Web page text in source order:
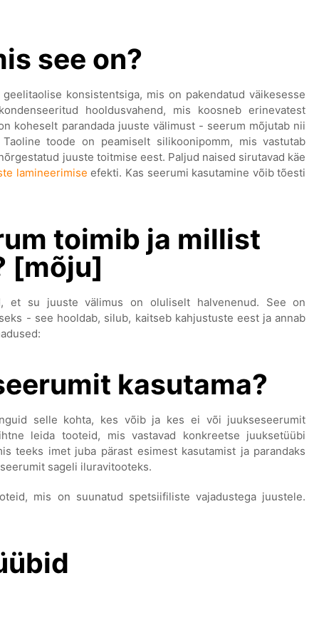
see on?
konsistentsiga, mis on pakendatud väikesesse
hooldusvahend, mis koosneb erinevatest
koheselt parandada juuste välimust - seerum mõjutab nii
toode on peamiselt silikoonipomm, mis vastutab
juuste toitmise eest. Paljud naised sirutavad käe
lamineerimise efekti. Kas seerumi kasutamine võib tõesti
toimib ja millist
[mõju]
et su juuste välimus on oluliselt halvenenud. See on
- see hooldab, silub, kaitseb kahjustuste eest ja annab
kasutama?
selle kohta, kes võib ja kes ei või juukseseerumit
leida tooteid, mis vastavad konkreetse juuksetüübi
teeks imet juba pärast esimest kasutamist ja parandaks
sageli iluravitooteks.
mis on suunatud spetsiifiliste vajadustega juustele.